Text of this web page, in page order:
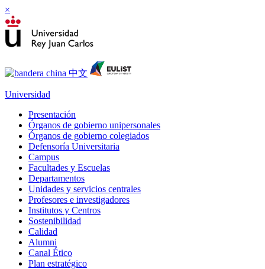
×
Universidad
Presentación
Órganos de gobierno unipersonales
Órganos de gobierno colegiados
Defensoría Universitaria
Campus
Facultades y Escuelas
Departamentos
Unidades y servicios centrales
Profesores e investigadores
Institutos y Centros
Sostenibilidad
Calidad
Alumni
Canal Ético
Plan estratégico